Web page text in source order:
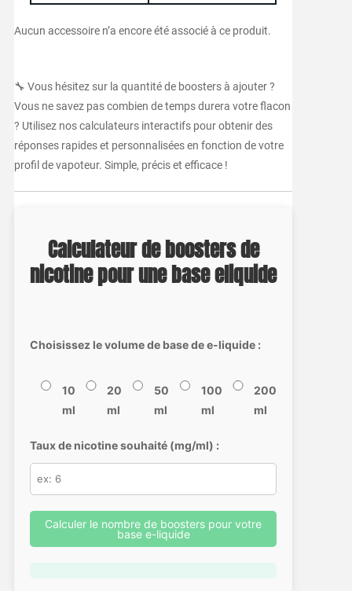
Aucun accessoire n’a encore été associé à ce produit.
🔧 Vous hésitez sur la quantité de boosters à ajouter ?
Vous ne savez pas combien de temps durera votre flacon
? Utilisez nos calculateurs interactifs pour obtenir des
réponses rapides et personnalisées en fonction de votre
profil de vapoteur. Simple, précis et efficace !
Calculateur de boosters de
nicotine pour une base eliquide
Choisissez le volume de base de e-liquide :
10
ml
20
ml
50
ml
100
ml
200
ml
Taux de nicotine souhaité (mg/ml) :
Calculer le nombre de boosters pour votre
base e-liquide